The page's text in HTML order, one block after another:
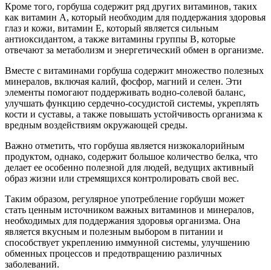
Кроме того, горбуша содержит ряд других витаминов, таких
как витамин А, который необходим для поддержания здоровья
глаз и кожи, витамин Е, который является сильным
антиоксидантом, а также витамины группы В, которые
отвечают за метаболизм и энергетический обмен в организме.
Вместе с витаминами горбуша содержит множество полезных
минералов, включая калий, фосфор, магний и селен. Эти
элементы помогают поддерживать водно-солевой баланс,
улучшать функцию сердечно-сосудистой системы, укреплять
кости и суставы, а также повышать устойчивость организма к
вредным воздействиям окружающей среды.
Важно отметить, что горбуша является низкокалорийным
продуктом, однако, содержит большое количество белка, что
делает ее особенно полезной для людей, ведущих активный
образ жизни или стремящихся контролировать свой вес.
Таким образом, регулярное употребление горбуши может
стать ценным источником важных витаминов и минералов,
необходимых для поддержания здоровья организма. Она
является вкусным и полезным выбором в питании и
способствует укреплению иммунной системы, улучшению
обменных процессов и предотвращению различных
заболеваний.